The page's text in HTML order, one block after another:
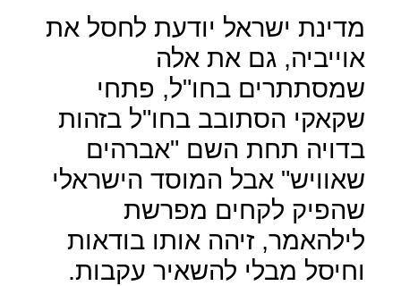
מדינת ישראל יודעת לחסל את
אוייביה, גם את אלה
שמסתתרים בחו"ל, פתחי
שקאקי הסתובב בחו"ל בזהות
בדויה תחת השם "אברהים
שאוויש" אבל המוסד הישראלי
שהפיק לקחים מפרשת
לילהאמר, זיהה אותו בודאות
וחיסל מבלי להשאיר עקבות.